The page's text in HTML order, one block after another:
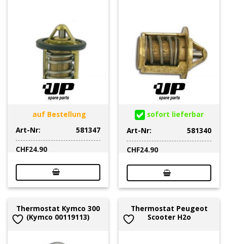
auf Bestellung
Art-Nr:
581347
CHF24.90
sofort lieferbar
Art-Nr:
581340
CHF24.90
Thermostat Kymco 300
(Kymco 00119113)
Thermostat Peugeot
Scooter H2o